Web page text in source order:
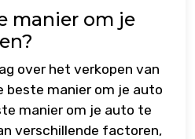
manier om je
over het verkopen van
beste manier om je auto
manier om je auto te
verschillende factoren,